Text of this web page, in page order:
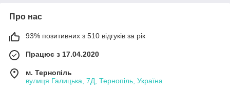
Про нас
93% позитивних з 510 відгуків за рік
Працює з 17.04.2020
м. Тернопіль
вулиця Галицька, 7Д, Тернопіль, Україна